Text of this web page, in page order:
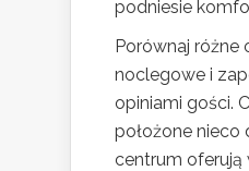
podniesie
Porównaj różne
noclegowe i
opiniami gości.
położone nieco
centrum oferują